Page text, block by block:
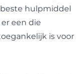
hulpmiddel
een die
is voor